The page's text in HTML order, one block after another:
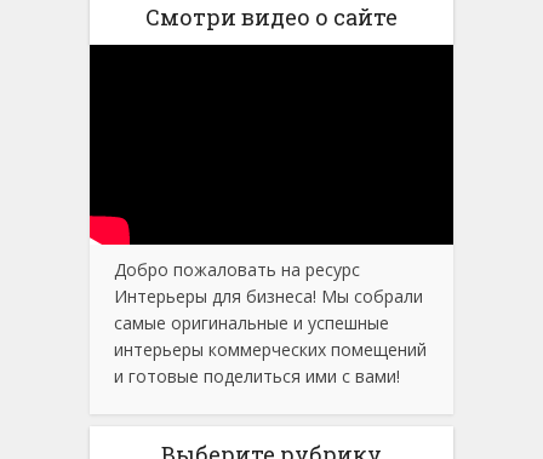
Смотри видео о сайте
Добро пожаловать на ресурс
Интерьеры для бизнеса! Мы собрали
самые оригинальные и успешные
интерьеры коммерческих помещений
и готовые поделиться ими с вами!